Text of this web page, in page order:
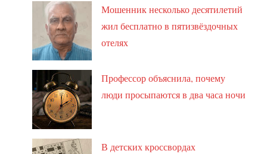
Мошенник несколько десятилетий
жил бесплатно в пятизвёздочных
отелях
Профессор объяснила, почему
люди просыпаются в два часа ночи
В детских кроссвордах